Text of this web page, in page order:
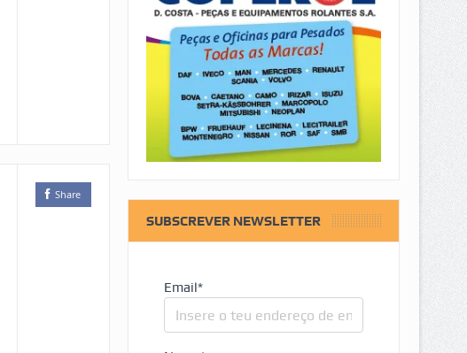
Share
SUBSCREVER NEWSLETTER
Email*